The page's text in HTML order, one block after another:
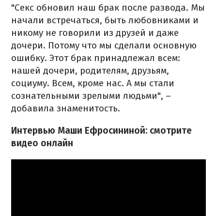
"Секс обновил наш брак после развода. Мы
начали встречаться, быть любовниками и
никому не говорили из друзей и даже
дочери. Потому что мы сделали основную
ошибку. Этот брак принадлежал всем:
нашей дочери, родителям, друзьям,
социуму. Всем, кроме нас. А мы стали
сознательными зрелыми людьми", –
добавила знаменитость.
Интервью Маши Ефросининой: смотрите
видео онлайн